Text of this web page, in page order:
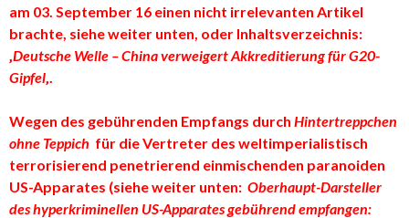
am 03. September 16 einen nicht irrelevanten Artikel
brachte, siehe weiter unten, oder Inhaltsverzeichnis:
‚Deutsche Welle – China verweigert Akkreditierung für G20-
Gipfel‚.
Wegen des gebührenden Empfangs durch Hintertreppchen
ohne Teppich für die Vertreter des weltimperialistisch
terrorisierend penetrierend einmischenden paranoiden
US-Apparates (siehe weiter unten: Oberhaupt-Darsteller
des hyperkriminellen US-Apparates gebührend empfangen: